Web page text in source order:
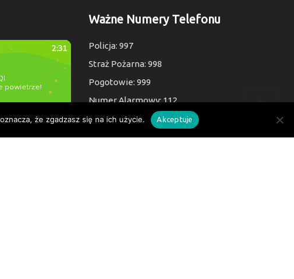
Ważne Numery Telefonu
Policja: 997
Straż Pożarna: 998
Pogotowie: 999
Numer Alarmowy: 112
że zgadzasz się na ich użycie. Akceptuje